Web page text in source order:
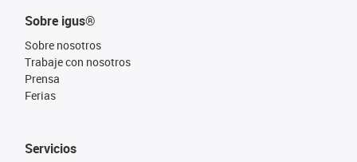
Sobre igus®
Sobre nosotros
Trabaje con nosotros
Prensa
Ferias
Servicios